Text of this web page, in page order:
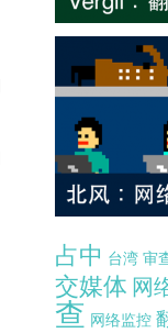
占中 台湾 审
交媒体 网
查 网络监控